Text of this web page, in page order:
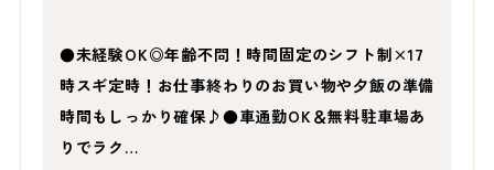
●未経験OK◎年齢不問！時間固定のシフト制×17
時スギ定時！お仕事終わりのお買い物や夕飯の準備
時間もしっかり確保♪●車通勤OK＆無料駐車場あ
りでラク…